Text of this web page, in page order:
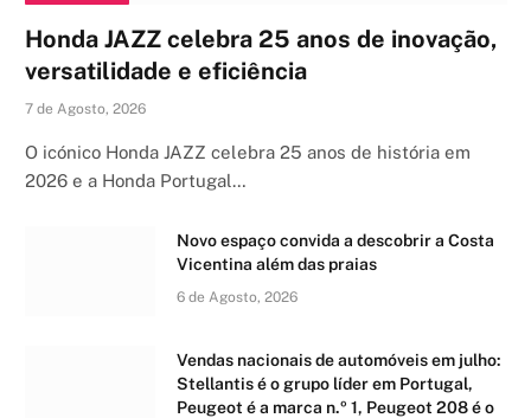
Honda JAZZ celebra 25 anos de inovação,
versatilidade e eficiência
7 de Agosto, 2026
O icónico Honda JAZZ celebra 25 anos de história em
2026 e a Honda Portugal…
Novo espaço convida a descobrir a Costa
Vicentina além das praias
6 de Agosto, 2026
Vendas nacionais de automóveis em julho:
Stellantis é o grupo líder em Portugal,
Peugeot é a marca n.º 1, Peugeot 208 é o